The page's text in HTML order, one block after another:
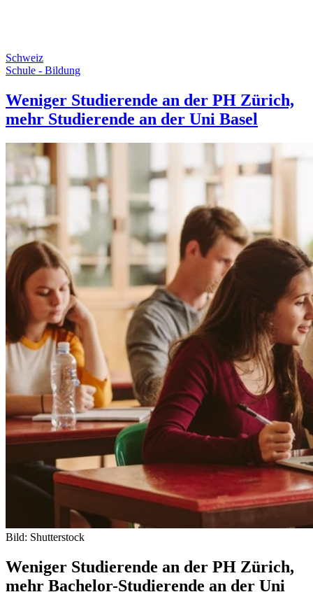
Schweiz
Schule - Bildung
Weniger Studierende an der PH Zürich,
mehr Studierende an der Uni Basel
Bild: Shutterstock
Weniger Studierende an der PH Zürich,
mehr Bachelor-Studierende an der Uni